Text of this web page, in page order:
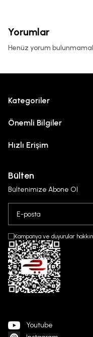
Yorumlar
Henüz yorum
Kategoriler
Önemli Bilgiler
Hızlı Erişim
Bülten
Bültenimize Abone Ol
Kampanya ve duyurular
Youtube